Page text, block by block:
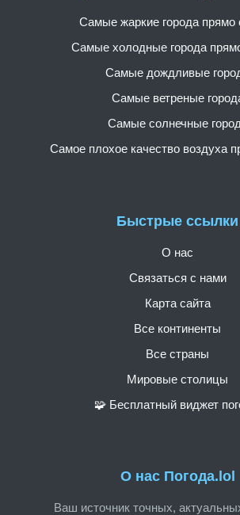
О нас Погода.lol
Ваш источник точных,
Быстрые ссылки
О нас
Связаться с нами
Карта сайта
Все континенты
Все страны
Мировые столицы
🧩 Бесплатный виджет
Самые жаркие города прямо
Самые холодные города
Самые дождливые
Самые ветреные
Самые солнечные
Самое плохое качество воздуха